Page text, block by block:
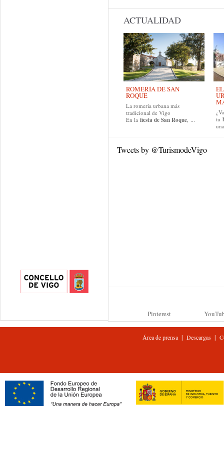
ACTUALIDAD
ROMERÍA DE SAN
ROQUE
La romería urbana más
tradicional de Vigo
En la fiesta de San Roque, ...
tu
Tweets by @TurismodeVigo
Pinterest
Área de prensa| Descargas|